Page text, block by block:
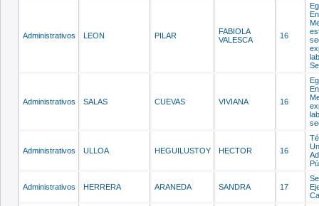
Administrativos LEON PILAR
FABIOLA
VALESCA
16
Administrativos SALAS CUEVAS VIVIANA 16
Administrativos ULLOA HEGUILUSTOY HECTOR 16
Administrativos HERRERA ARANEDA SANDRA 17